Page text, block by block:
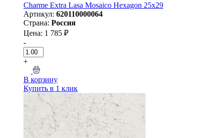
Charme Extra Lasa Mosaico Hexagon 25x29
Артикул: 620110000064
Страна: Россия
Цена: 1 785 ₽
-
+
В корзину
Купить в 1 клик